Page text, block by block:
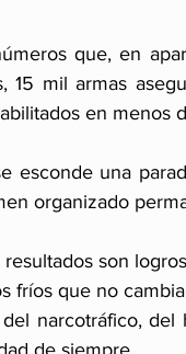
que, en
mil armas
en menos
esconde una
organizado
son
fríos que no
narcotráfico,